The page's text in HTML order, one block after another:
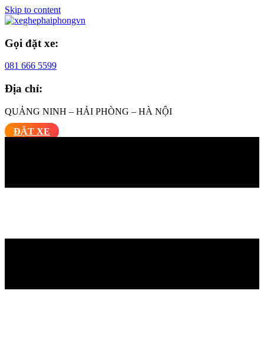
Skip to content
Gọi đặt xe:
081 666 5599
Địa chỉ:
QUẢNG NINH – HẢI PHÒNG – HÀ NỘI
ĐẶT XE